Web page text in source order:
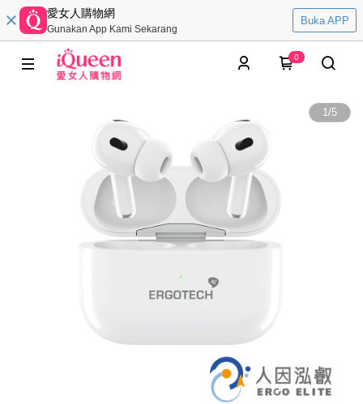
愛女人購物網
Gunakan App Kami Sekarang
Buka APP
0
1/5